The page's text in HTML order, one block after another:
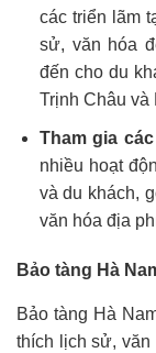
các triển lãm
sử, văn hóa
đến cho du
Trịnh Châu và
Tham gia
nhiều hoạt
và du khách,
văn hóa địa
Bảo tàng Hà
Bảo tàng Hà
thích lịch sử, văn